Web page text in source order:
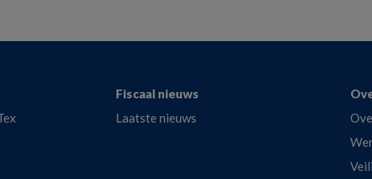
Fiscaal nieuws
Laatste nieuws